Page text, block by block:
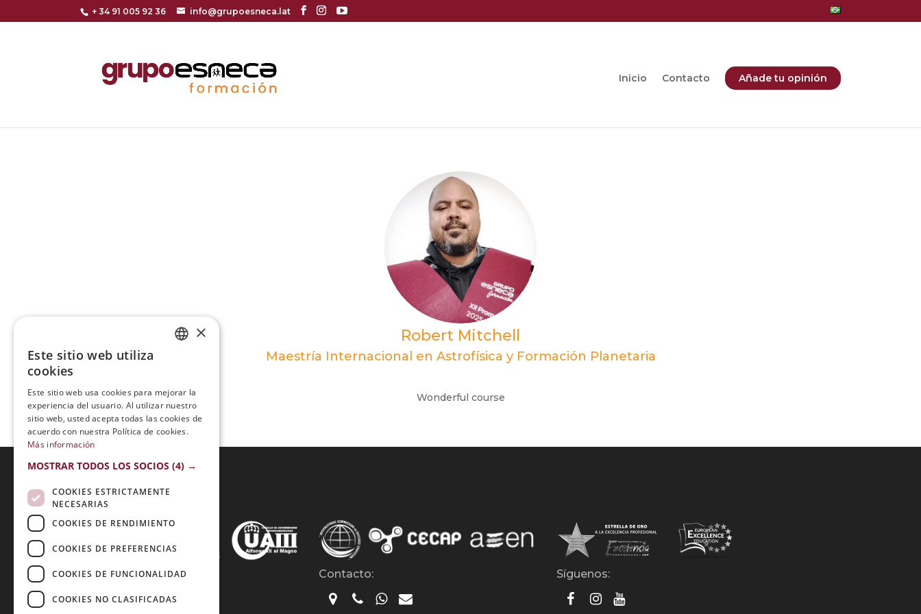
+ 34 91 005 92 36 info@grupoesneca.lat
Inicio Contacto Añade tu opinión
Robert Mitchell
Maestría Internacional en Astrofísica y Formación Planetaria
Wonderful course
Acreditaciones:
Métodos de Pago: Contacto: Síguenos:
×
Este sitio web utiliza
cookies
Este sitio web usa cookies para mejorar la
experiencia del usuario. Al utilizar nuestro
sitio web, usted acepta todas las cookies de
acuerdo con nuestra Política de cookies.
Más información
MOSTRAR TODOS LOS SOCIOS (4) →
COOKIES ESTRICTAMENTE
NECESARIAS
COOKIES DE RENDIMIENTO
COOKIES DE PREFERENCIAS
COOKIES DE FUNCIONALIDAD
COOKIES NO CLASIFICADAS